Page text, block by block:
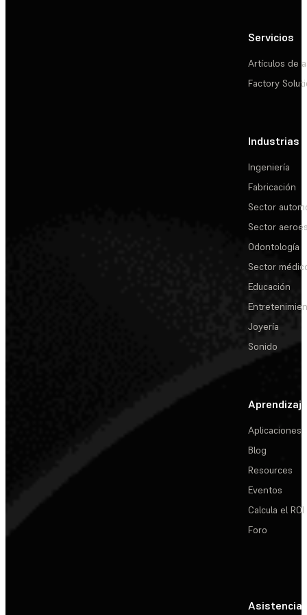
Servicios
Artículos de
Factory
Industrias
Ingeniería
Fabricación
Sector
Sector
Odontología
Sector
Educación
Joyería
Sonido
Aprendizaje
Aplicaciones
Blog
Resources
Eventos
Calcula el ROI
Foro
Asistencia